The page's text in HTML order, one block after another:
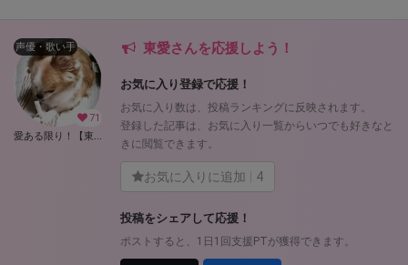
71
声優・歌い手
愛ある限り！【東愛】 (東愛)
東愛さんを応援しよう！
お気に入り登録で応援！
お気に入り数は、投稿ランキングに反映されます。
登録した記事は、お気に入り一覧からいつでも好きなと
きに閲覧できます。
お気に入りに追加 4
投稿をシェアして応援！
ポストすると、1日1回支援PTが獲得できます。